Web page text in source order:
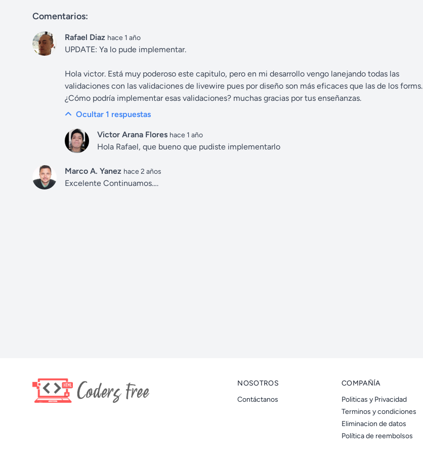
Comentarios:
Rafael Diaz hace 1 año
UPDATE: Ya lo pude implementar.
Hola victor. Está muy poderoso este capitulo, pero en mi desarrollo vengo lanejando todas las
validaciones con las validaciones de livewire pues por diseño son más eficaces que las de los forms.
¿Cómo podría implementar esas validaciones? muchas gracias por tus enseñanzas.
Ocultar 1 respuestas
Victor Arana Flores hace 1 año
Hola Rafael, que bueno que pudiste implementarlo
Marco A. Yanez hace 2 años
Excelente Continuamos….
NOSOTROS
Contáctanos
COMPAÑÍA
Politicas y Privacidad
Terminos y condiciones
Eliminacion de datos
Política de reembolsos